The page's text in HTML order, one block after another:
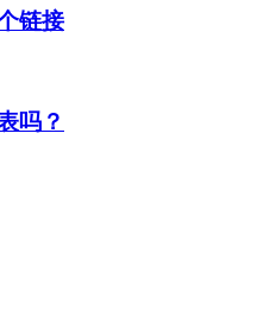
链接
吗？